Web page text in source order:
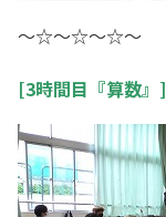
～☆～☆～☆～
[3時間目『算数』]